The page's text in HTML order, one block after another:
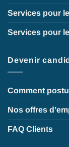
Services pour
Services pour
Devenir
Comment
Nos offres
FAQ Clients